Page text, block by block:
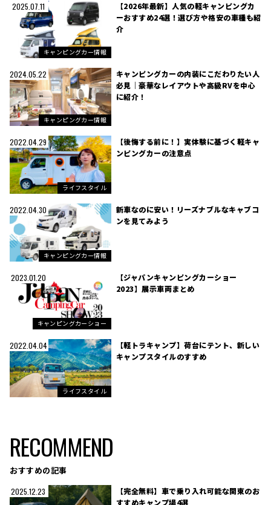
2025.07.11
キャンピングカー情報
【2026年最新】人気の軽キャンピングカ
ーおすすめ24選！選び方や格安の車種も紹
介
2024.05.22
キャンピングカー情報
キャンピングカーの内装にこだわりたい人
必見｜豪華なレイアウトや高級RVを中心
に紹介！
2022.04.29
ライフスタイル
【後悔する前に！】実体験に基づく軽キャ
ンピングカーの注意点
2022.04.30
キャンピングカー情報
新車なのに安い！リーズナブルなキャブコ
ンを見てみよう
2023.01.20
キャンピングカーショー
【ジャパンキャンピングカーショー
2023】展示車両まとめ
2022.04.04
ライフスタイル
【軽トラキャンプ】荷台にテント、新しい
キャンプスタイルのすすめ
RECOMMEND
おすすめの記事
2025.12.23
【完全無料】車で乗り入れ可能な関東のお
すすめキャンプ場4選